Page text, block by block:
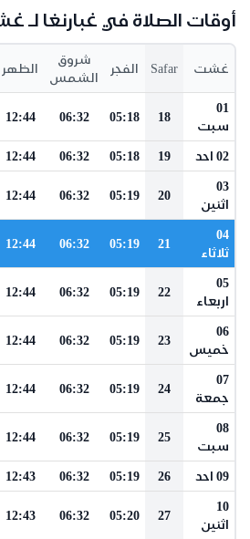
أوقات الصلاة في غبارنغا لـ
غشت Safar الفجر
شروق
الشمس
الظهر
01
سبت
18
05:18
06:32
12:44
02 احد 19
05:18
06:32
12:44
03
اثنين
20
05:19
06:32
12:44
04
ثلاثاء
21
05:19
06:32
12:44
05
اربعاء
22
05:19
06:32
12:44
06
خميس
23
05:19
06:32
12:44
07
جمعة
24
05:19
06:32
12:44
08
سبت
25
05:19
06:32
12:44
09 احد 26
05:19
06:32
12:43
10
اثنين
27
05:20
06:32
12:43